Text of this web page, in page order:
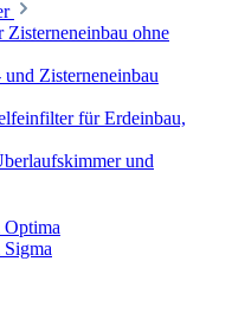
ohne
Zisterneneinbau
für Erdeinbau,
und
Optima